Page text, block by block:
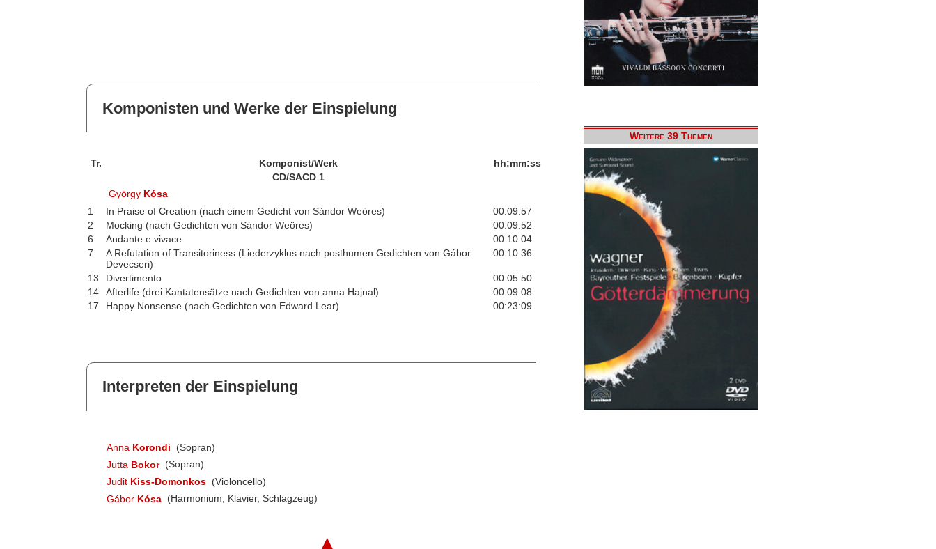
Komponisten und Werke der Einspielung
Tr. Komponist/Werk
hh:mm:ss
CD/SACD 1
György Kósa
1
In Praise of Creation (nach einem Gedicht von Sándor Weöres)
00:09:57
2
Mocking (nach Gedichten von Sándor Weöres)
00:09:52
6
Andante e vivace
00:10:04
7
A Refutation of Transitoriness (Liederzyklus nach posthumen Gedichten von Gábor
Devecseri)
00:10:36
13 Divertimento
00:05:50
14
Afterlife (drei Kantatensätze nach Gedichten von anna Hajnal)
00:09:08
17
Happy Nonsense (nach Gedichten von Edward Lear) 00:23:09
Interpreten der Einspielung
Anna Korondi
(Sopran)
Jutta Bokor (Sopran)
Judit Kiss-Domonkos (Violoncello)
Gábor Kósa (Harmonium, Klavier, Schlagzeug)
Weitere 39 Themen